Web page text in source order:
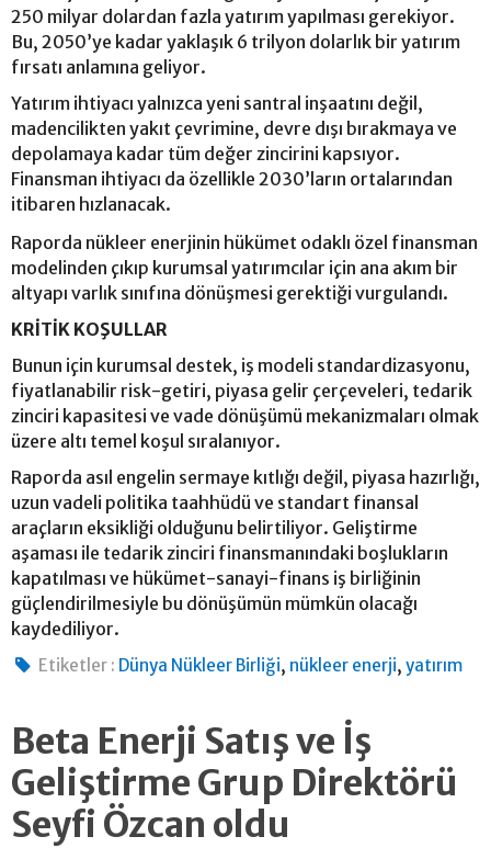
250 milyar dolardan fazla yatırım yapılması gerekiyor.
Bu, 2050’ye kadar yaklaşık 6 trilyon dolarlık bir yatırım
fırsatı anlamına geliyor.
Yatırım ihtiyacı yalnızca yeni santral inşaatını değil,
madencilikten yakıt çevrimine, devre dışı bırakmaya ve
depolamaya kadar tüm değer zincirini kapsıyor.
Finansman ihtiyacı da özellikle 2030’ların ortalarından
itibaren hızlanacak.
Raporda nükleer enerjinin hükümet odaklı özel finansman
modelinden çıkıp kurumsal yatırımcılar için ana akım bir
altyapı varlık sınıfına dönüşmesi gerektiği vurgulandı.
KRİTİK KOŞULLAR
Bunun için kurumsal destek, iş modeli standardizasyonu,
fiyatlanabilir risk-getiri, piyasa gelir çerçeveleri, tedarik
zinciri kapasitesi ve vade dönüşümü mekanizmaları olmak
üzere altı temel koşul sıralanıyor.
Raporda asıl engelin sermaye kıtlığı değil, piyasa hazırlığı,
uzun vadeli politika taahhüdü ve standart finansal
araçların eksikliği olduğunu belirtiliyor. Geliştirme
aşaması ile tedarik zinciri finansmanındaki boşlukların
kapatılması ve hükümet-sanayi-finans iş birliğinin
güçlendirilmesiyle bu dönüşümün mümkün olacağı
kaydediliyor.
Etiketler : Dünya Nükleer Birliği, nükleer enerji,yatırım
Beta Enerji Satış ve İş
Geliştirme Grup Direktörü
Seyfi Özcan oldu